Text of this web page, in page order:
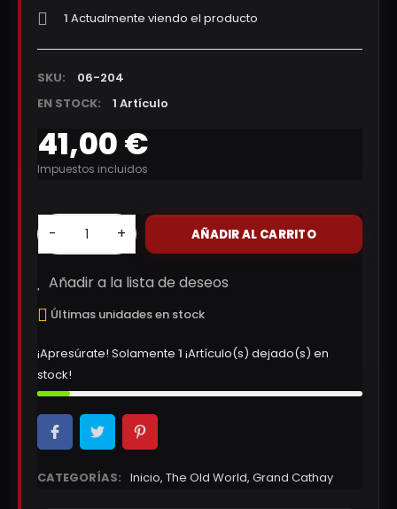
1 Actualmente viendo el producto
SKU:
06-204
EN STOCK:
1 Artículo
41,00 €
Impuestos incluidos
- + AÑADIR AL CARRITO
Añadir a la lista de deseos
Últimas unidades en stock
¡Apresúrate! Solamente 1 ¡Artículo(s) dejado(s) en
stock!
CATEGORÍAS: Inicio, The Old World, Grand Cathay